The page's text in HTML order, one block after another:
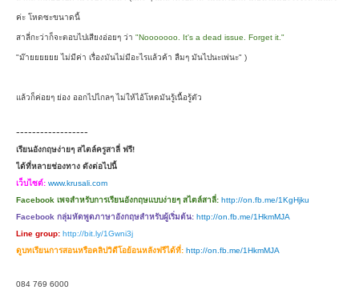
ค่ะ โหดซะขนาดนี้
สาลี่กะว่าก็จะตอบไปเสียงอ่อยๆ ว่า "Nooooooo. It's a dead issue. Forget it."
"ม๊ายยยยยย ไม่มีค่า เรื่องมันไม่มีอะไรแล้วค้า ลืมๆ มันไปนะเพ่นะ" )
แล้วก็ค่อยๆ ย่อง ออกไปไกลๆ ไม่ให้ไอ้โหดมันรู้เนื้อรู้ตัว
------------------
เรียนอังกฤษง่ายๆ สไตล์ครูสาลี่ ฟรี!
ได้ที่หลายช่องทาง ดังต่อไปนี้
เว็บไซต์: www.krusali.com
Facebook เพจสำหรับการเรียนอังกฤษแบบง่ายๆ สไตล์สาลี่: http://on.fb.me/1KgHjku
Facebook กลุ่มหัดพูดภาษาอังกฤษสำหรับผู้เริ่มต้น: http://on.fb.me/1HkmMJA
Line group: http://bit.ly/1Gwni3j
ดูบทเรียนการสอนหรือคลิปวิดีโอย้อนหลังฟรีได้ที่: http://on.fb.me/1HkmMJA
084 769 6000